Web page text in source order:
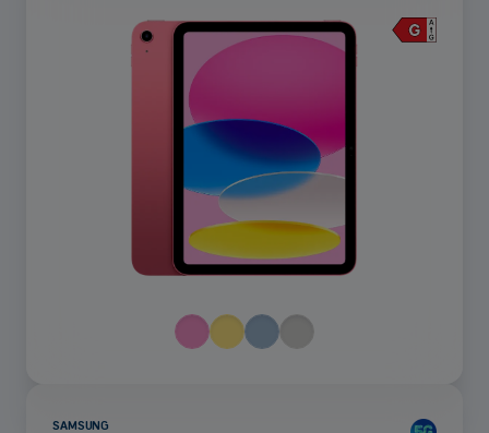
Voir
plus
SAMSUNG